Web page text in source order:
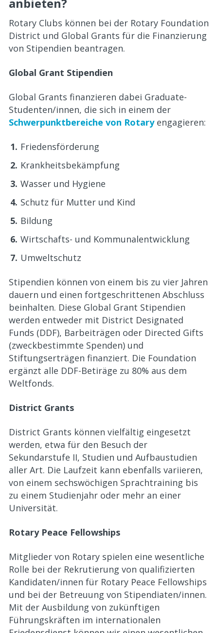
Rotary Clubs können bei der Rotary Foundation
District und Global Grants für die Finanzierung
von Stipendien beantragen.
Global Grant Stipendien
Global Grants finanzieren dabei Graduate-
Studenten/innen, die sich in einem der
Schwerpunktbereiche von Rotaryengagieren:
Friedensförderung
Krankheitsbekämpfung
Wasser und Hygiene
Schutz für Mutter und Kind
Bildung
Wirtschafts- und Kommunalentwicklung
Umweltschutz
Stipendien können von einem bis zu vier Jahren
dauern und einen fortgeschrittenen Abschluss
beinhalten. Diese Global Grant Stipendien
werden entweder mit District Designated
Funds (DDF), Barbeiträgen oder Directed Gifts
(zweckbestimmte Spenden) und
Stiftungserträgen finanziert. Die Foundation
ergänzt alle DDF-Betiräge zu 80% aus dem
Weltfonds.
District Grants
District Grants können vielfältig eingesetzt
werden, etwa für den Besuch der
Sekundarstufe II, Studien und Aufbaustudien
aller Art. Die Laufzeit kann ebenfalls variieren,
von einem sechswöchigen Sprachtraining bis
zu einem Studienjahr oder mehr an einer
Universität.
Rotary Peace Fellowships
Mitglieder von Rotary spielen eine wesentliche
Rolle bei der Rekrutierung von qualifizierten
Kandidaten/innen für Rotary Peace Fellowships
und bei der Betreuung von Stipendiaten/innen.
Mit der Ausbildung von zukünftigen
Führungskräften im internationalen